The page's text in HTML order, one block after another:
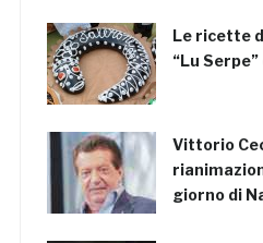
Le ricette
“Lu
Vittorio
giorno di